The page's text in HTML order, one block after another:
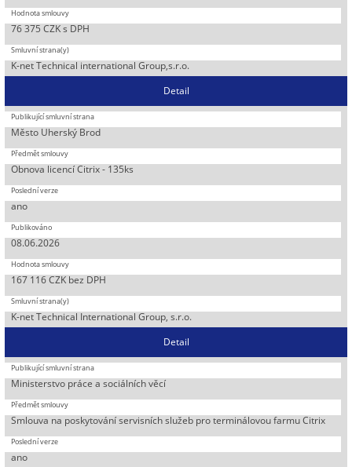
76 375 CZK s DPH
K-net Technical international Group,s.r.o.
Detail
Město Uherský Brod
Obnova licencí Citrix - 135ks
ano
08.06.2026
167 116 CZK bez DPH
K-net Technical International Group, s.r.o.
Detail
Ministerstvo práce a sociálních věcí
Smlouva na poskytování servisních služeb pro terminálovou farmu Citrix
ano